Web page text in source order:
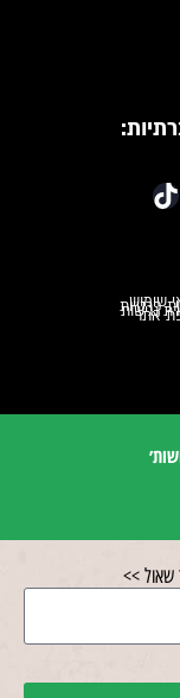
שימוש
פרטיות
נגישות
אתר
שאול >>